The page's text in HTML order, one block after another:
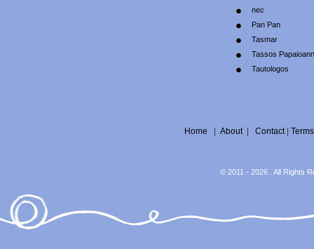
nec
Pan Pan
Tasmar
Tassos
Tautologos
Home About| Contact| Terms
© 2011 - 2026 . All Rights